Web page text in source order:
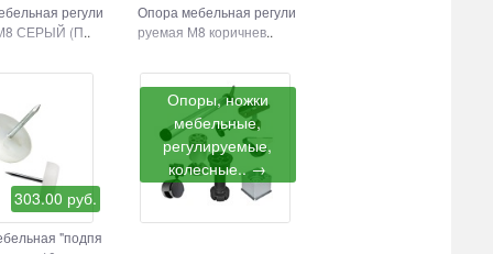
регули
СЕРЫЙ (П..
Опора мебельная регули
руемая М8 коричнев..
"подпя
303.00 руб.
Опоры, ножки
мебельные,
регулируемые,
колесные.. →